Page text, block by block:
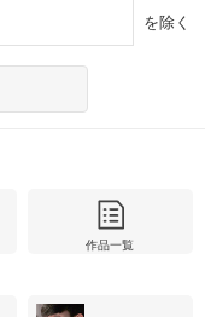
を除く
作品一覧